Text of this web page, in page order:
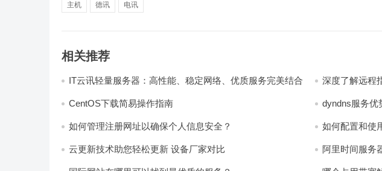
主机 德讯 电讯
相关推荐
IT云讯轻量服务器：高性能、稳定网络、优质服务完美结合 深度了解远程
CentOS下载简易操作指南 dyndns服务优
如何管理注册网址以确保个人信息安全？ 如何配置和使
云更新技术助您轻松更新 设备厂家对比 阿里时间服务